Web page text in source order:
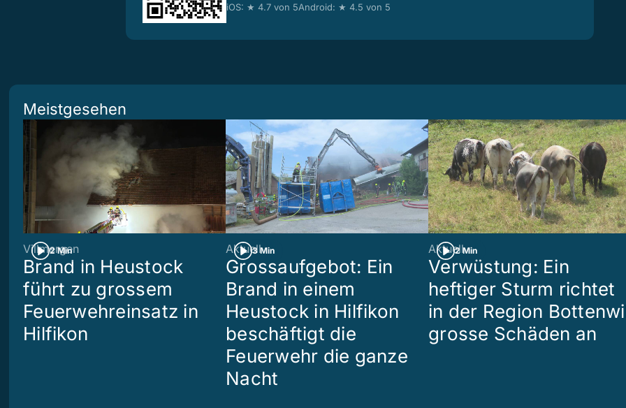
iOS: ★ 4.7 von 5Android: ★ 4.5 von 5
Meistgesehen
2 Min
Villmergen
Brand in Heustock
führt zu grossem
Feuerwehreinsatz in
Hilfikon
3 Min
Aktuell
Grossaufgebot: Ein
Brand in einem
Heustock in Hilfikon
beschäftigt die
Feuerwehr die ganze
Nacht
2 Min
Aktuell
Verwüstung: Ein
heftiger Sturm richtet
in der Region
grosse Schäden an